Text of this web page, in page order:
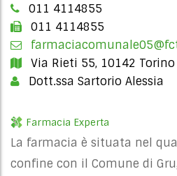
011 4114855
011 4114855
Via Rieti 55, 10142 Torino
Dott.ssa Sartorio Alessia
Farmacia Experta
La farmacia è situata nel
confine con il Comune di